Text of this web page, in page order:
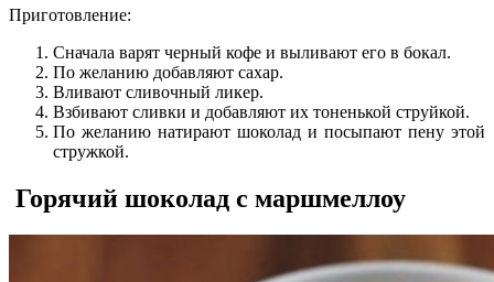
Приготовление:
Сначала варят черный кофе и выливают его в бокал.
По желанию добавляют сахар.
Вливают сливочный ликер.
Взбивают сливки и добавляют их тоненькой струйкой.
По желанию натирают шоколад и посыпают пену этой
стружкой.
Горячий шоколад с маршмеллоу